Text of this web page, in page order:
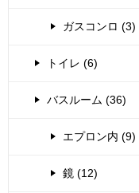
ガスコンロ (3)
トイレ (6)
バスルーム (36)
エプロン内 (9)
鏡 (12)